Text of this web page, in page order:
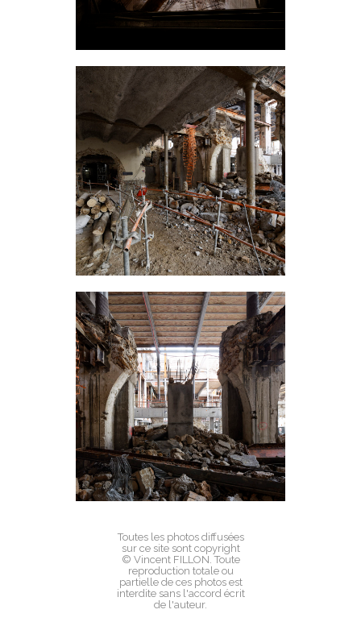
Toutes les photos diffusées
sur ce site sont copyright
© Vincent FILLON. Toute
reproduction totale ou
partielle de ces photos est
interdite sans l'accord écrit
de l'auteur.